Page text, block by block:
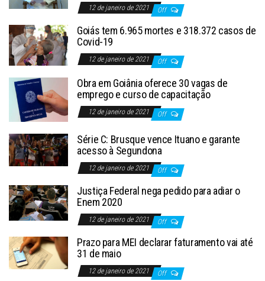
12 de janeiro de 2021 Off
Goiás tem 6.965 mortes e 318.372 casos de
Covid-19
12 de janeiro de 2021 Off
Obra em Goiânia oferece 30 vagas de
emprego e curso de capacitação
12 de janeiro de 2021 Off
Série C: Brusque vence Ituano e garante
acesso à Segundona
12 de janeiro de 2021 Off
Justiça Federal nega pedido para adiar o
Enem 2020
12 de janeiro de 2021 Off
Prazo para MEI declarar faturamento vai até
31 de maio
12 de janeiro de 2021 Off